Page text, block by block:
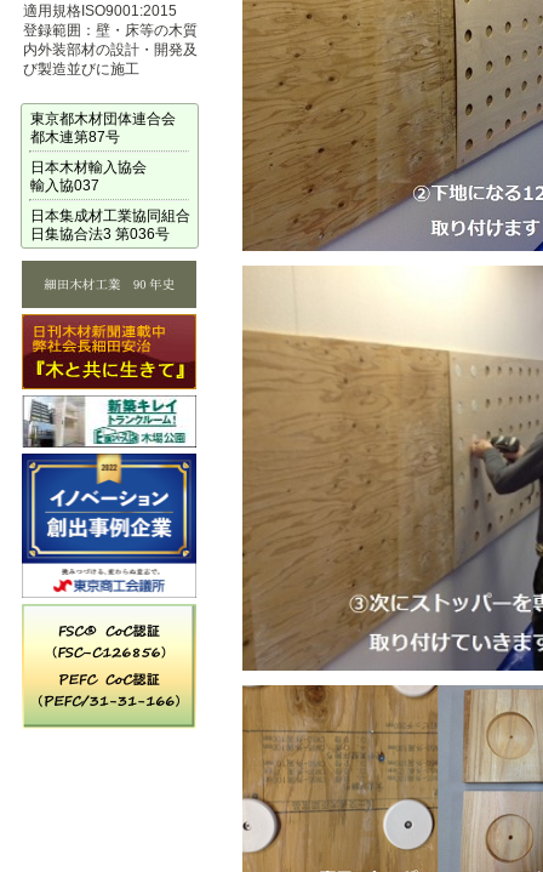
適用規格ISO9001:2015
登録範囲：壁・床等の木質
内外装部材の設計・開発及
び製造並びに施工
東京都木材団体連合会
都木連第87号
日本木材輸入協会
輸入協037
日本集成材工業協同組合
日集協合法3 第036号